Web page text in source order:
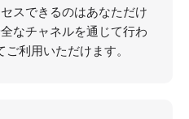
スできるのはあなただけ
なチャネルを通じて行わ
利用いただけます。